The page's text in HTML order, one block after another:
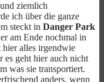
ziemlich
ich über die ganze
steckt in Danger Park
am Ende nochmal in
alles irgendwie
es geht hier auch nicht
was sie transportiert.
anders, wenn